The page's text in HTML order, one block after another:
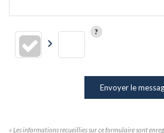
Envoyer le
« Les informations recueillies sur ce formulaire sont